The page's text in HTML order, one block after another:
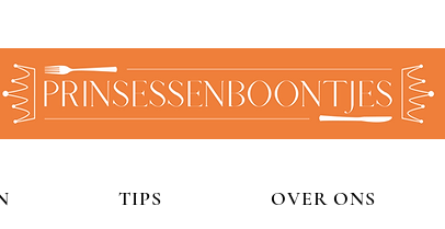
TIPS OVER ONS